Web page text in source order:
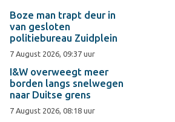
Boze man trapt deur in
van gesloten
politiebureau Zuidplein
7 August 2026, 09:37 uur
I&W overweegt meer
borden langs snelwegen
naar Duitse grens
7 August 2026, 08:18 uur